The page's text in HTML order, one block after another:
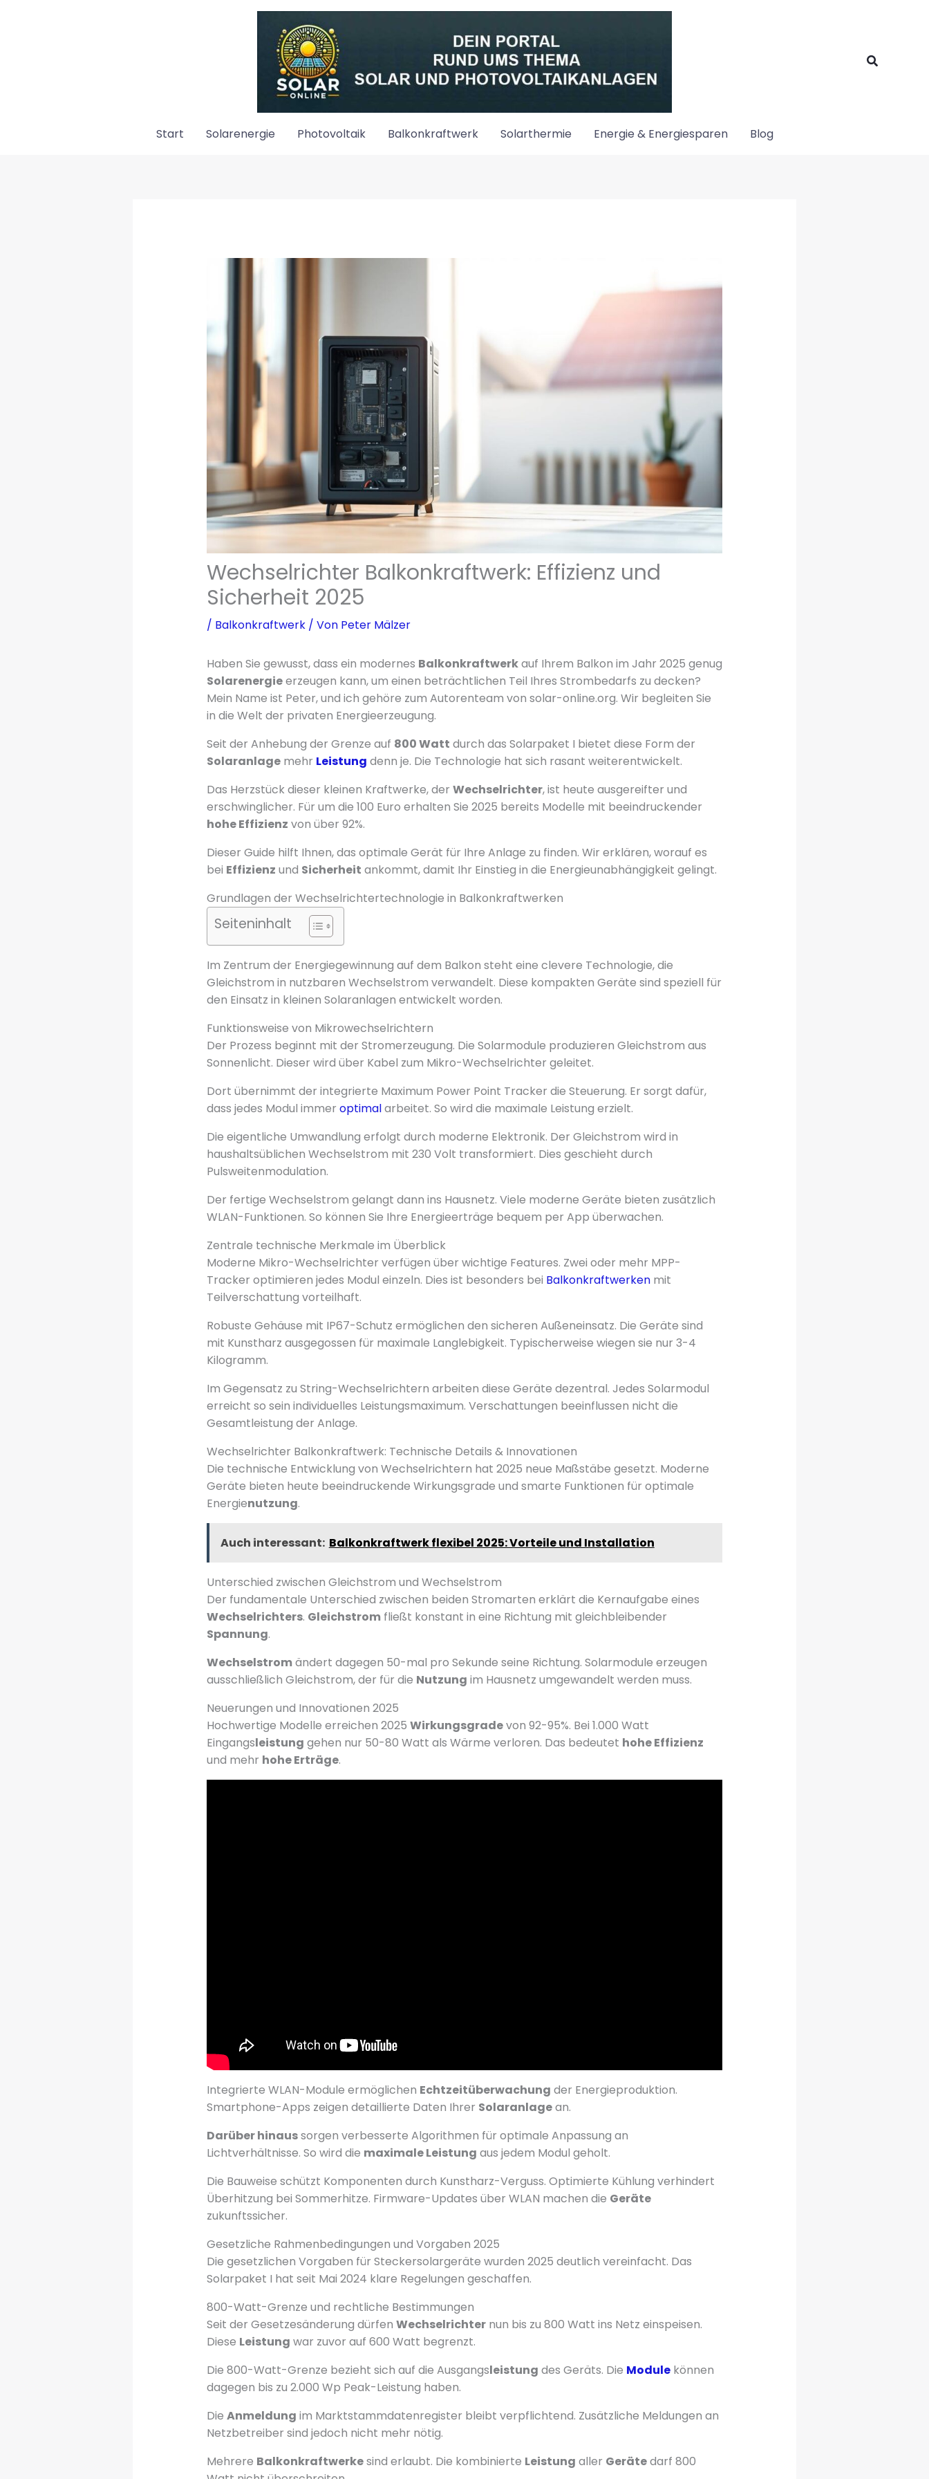
Suchen
Start Solarenergie Photovoltaik Balkonkraftwerk Solarthermie Energie & Energiesparen Blog
Wechselrichter Balkonkraftwerk: Effizienz und
Sicherheit 2025
/ Balkonkraftwerk/ Von Peter Mälzer
Haben Sie gewusst, dass ein modernes Balkonkraftwerkauf Ihrem Balkon im Jahr 2025 genug
Solarenergieerzeugen kann, um einen beträchtlichen Teil Ihres Strombedarfs zu decken?
Mein Name ist Peter, und ich gehöre zum Autorenteam von solar-online.org. Wir begleiten Sie
in die Welt der privaten Energieerzeugung.
Seit der Anhebung der Grenze auf 800 Watt durch das Solarpaket I bietet diese Form der
Solaranlagemehr Leistung denn je. Die Technologie hat sich rasant weiterentwickelt.
Das Herzstück dieser kleinen Kraftwerke, der Wechselrichter, ist heute ausgereifter und
erschwinglicher. Für um die 100 Euro erhalten Sie 2025 bereits Modelle mit beeindruckender
hohe Effizienz von über 92%.
Dieser Guide hilft Ihnen, das optimale Gerät für Ihre Anlage zu finden. Wir erklären, worauf es
bei Effizienz und Sicherheit ankommt, damit Ihr Einstieg in die Energieunabhängigkeit gelingt.
Grundlagen der Wechselrichtertechnologie in Balkonkraftwerken
Seiteninhalt
Im Zentrum der Energiegewinnung auf dem Balkon steht eine clevere Technologie, die
Gleichstrom in nutzbaren Wechselstrom verwandelt. Diese kompakten Geräte sind speziell für
den Einsatz in kleinen Solaranlagen entwickelt worden.
Funktionsweise von Mikrowechselrichtern
Der Prozess beginnt mit der Stromerzeugung. Die Solarmodule produzieren Gleichstrom aus
Sonnenlicht. Dieser wird über Kabel zum Mikro-Wechselrichter geleitet.
Dort übernimmt der integrierte Maximum Power Point Tracker die Steuerung. Er sorgt dafür,
dass jedes Modul immer optimalarbeitet. So wird die maximale Leistung erzielt.
Die eigentliche Umwandlung erfolgt durch moderne Elektronik. Der Gleichstrom wird in
haushaltsüblichen Wechselstrom mit 230 Volt transformiert. Dies geschieht durch
Pulsweitenmodulation.
Der fertige Wechselstrom gelangt dann ins Hausnetz. Viele moderne Geräte bieten zusätzlich
WLAN-Funktionen. So können Sie Ihre Energieerträge bequem per App überwachen.
Zentrale technische Merkmale im Überblick
Moderne Mikro-Wechselrichter verfügen über wichtige Features. Zwei oder mehr MPP-
Tracker optimieren jedes Modul einzeln. Dies ist besonders bei Balkonkraftwerkenmit
Teilverschattung vorteilhaft.
Robuste Gehäuse mit IP67-Schutz ermöglichen den sicheren Außeneinsatz. Die Geräte sind
mit Kunstharz ausgegossen für maximale Langlebigkeit. Typischerweise wiegen sie nur 3-4
Kilogramm.
Im Gegensatz zu String-Wechselrichtern arbeiten diese Geräte dezentral. Jedes Solarmodul
erreicht so sein individuelles Leistungsmaximum. Verschattungen beeinflussen nicht die
Gesamtleistung der Anlage.
Wechselrichter Balkonkraftwerk: Technische Details & Innovationen
Die technische Entwicklung von Wechselrichtern hat 2025 neue Maßstäbe gesetzt. Moderne
Geräte bieten heute beeindruckende Wirkungsgrade und smarte Funktionen für optimale
Energienutzung.
Auch interessant: Balkonkraftwerk flexibel 2025: Vorteile und Installation
Unterschied zwischen Gleichstrom und Wechselstrom
Der fundamentale Unterschied zwischen beiden Stromarten erklärt die Kernaufgabe eines
Wechselrichters. Gleichstromfließt konstant in eine Richtung mit gleichbleibender
Spannung.
Wechselstromändert dagegen 50-mal pro Sekunde seine Richtung. Solarmodule erzeugen
ausschließlich Gleichstrom, der für die Nutzung im Hausnetz umgewandelt werden muss.
Neuerungen und Innovationen 2025
Hochwertige Modelle erreichen 2025 Wirkungsgradevon 92-95%. Bei 1.000 Watt
Eingangsleistung gehen nur 50-80 Watt als Wärme verloren. Das bedeutet hohe Effizienz
und mehr hohe Erträge.
Integrierte WLAN-Module ermöglichen Echtzeitüberwachung der Energieproduktion.
Smartphone-Apps zeigen detaillierte Daten Ihrer Solaranlagean.
Darüber hinaussorgen verbesserte Algorithmen für optimale Anpassung an
Lichtverhältnisse. So wird die maximale Leistung aus jedem Modul geholt.
Die Bauweise schützt Komponenten durch Kunstharz-Verguss. Optimierte Kühlung verhindert
Überhitzung bei Sommerhitze. Firmware-Updates über WLAN machen die Geräte
zukunftssicher.
Gesetzliche Rahmenbedingungen und Vorgaben 2025
Die gesetzlichen Vorgaben für Steckersolargeräte wurden 2025 deutlich vereinfacht. Das
Solarpaket I hat seit Mai 2024 klare Regelungen geschaffen.
800-Watt-Grenze und rechtliche Bestimmungen
Seit der Gesetzesänderung dürfen Wechselrichternun bis zu 800 Watt ins Netz einspeisen.
Diese Leistung war zuvor auf 600 Watt begrenzt.
Die 800-Watt-Grenze bezieht sich auf die Ausgangsleistung des Geräts. Die Modulekönnen
dagegen bis zu 2.000 Wp Peak-Leistung haben.
Die Anmeldung im Marktstammdatenregister bleibt verpflichtend. Zusätzliche Meldungen an
Netzbetreiber sind jedoch nicht mehr nötig.
Mehrere Balkonkraftwerkesind erlaubt. Die kombinierte Leistung aller Gerätedarf 800